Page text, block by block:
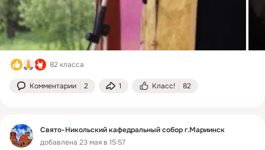
82 класса
Комментарии 2 1 Класс! 82
Свято-Никольский кафедральный собор г.Мариинск
добавлена 23 мая в 15:57